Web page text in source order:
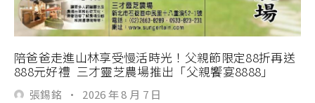
陪爸爸走進山林享受慢活時光！父親節限定88折再送
888元好禮 三才靈芝農場推出「父親饗宴8888」
張錫銘 · 2026 年 8 月 7 日